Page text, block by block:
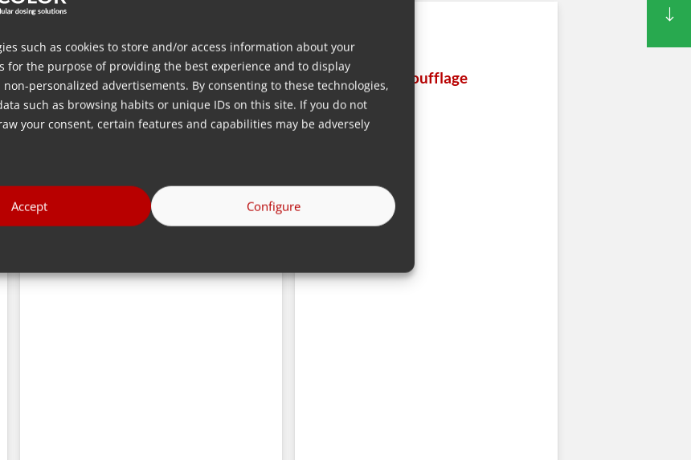
such as cookies to store and/or access information about your
for the purpose of providing the best experience and to display
personalized advertisements. By consenting to these technologies,
such as browsing habits or unique IDs on this site. If you do not
your consent, certain features and capabilities may be adversely
Accept Configure
Moulage par injection Moulage par soufflage